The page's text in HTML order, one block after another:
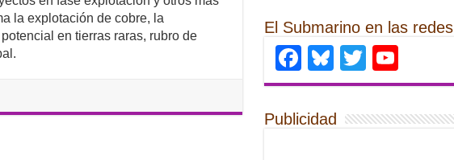
la explotación de cobre, la
en tierras raras, rubro de
El Submarino en las redes
Facebook
Bluesky
Twitter
Publicidad